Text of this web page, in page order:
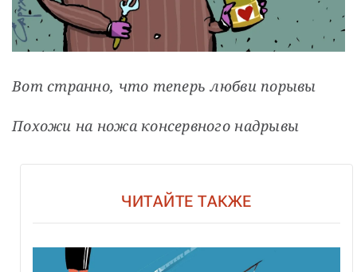
Вот странно, что теперь любви порывы
Похожи на ножа консервного надрывы
ЧИТАЙТЕ ТАКЖЕ